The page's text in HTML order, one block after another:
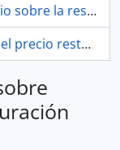
de ángeles y peana
y peana de la Virgen